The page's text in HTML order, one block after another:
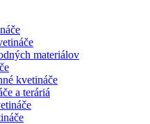
materiálov
kvetináče
a teráriá